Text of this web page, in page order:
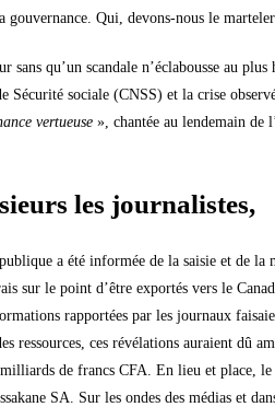
gouvernance. Qui, devons-nous le
sans qu’un scandale n’éclabousse au
Sécurité sociale (CNSS) et la crise
vertueuse », chantée au lendemain de
les journalistes,
a été informée de la saisie et de
sur le point d’être exportés vers le
rapportées par les journaux
ressources, ces révélations auraient
de francs CFA. En lieu et place, le
SA. Sur les ondes des médias et